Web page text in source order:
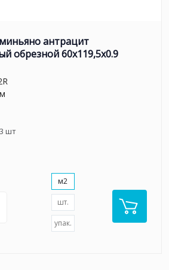
антрацит
обрезной 60x119,5x0.9
3 шт
м2
шт.
упак.